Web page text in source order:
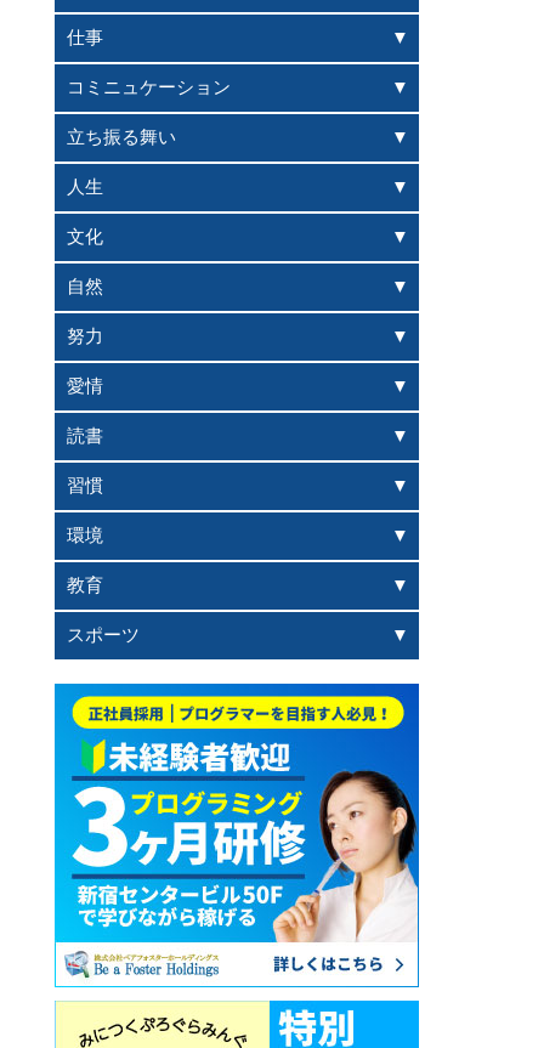
仕事
コミニュケーション
立ち振る舞い
人生
文化
自然
努力
愛情
読書
習慣
環境
教育
スポーツ